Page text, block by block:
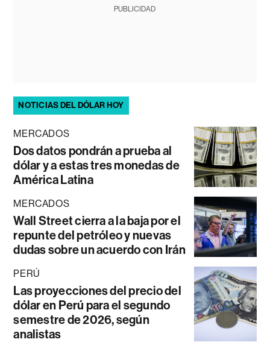
PUBLICIDAD
NOTICIAS DEL DÓLAR HOY
MERCADOS
Dos datos pondrán a prueba al
dólar y a estas tres monedas de
América Latina
MERCADOS
Wall Street cierra a la baja por el
repunte del petróleo y nuevas
dudas sobre un acuerdo con Irán
PERÚ
Las proyecciones del precio del
dólar en Perú para el segundo
semestre de 2026, según
analistas